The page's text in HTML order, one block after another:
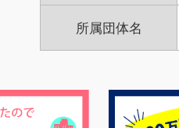
所属団体名